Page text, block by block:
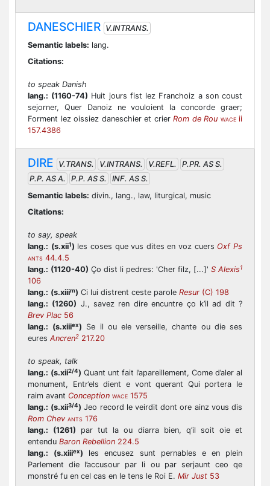
DANESCHIER V.INTRANS.
Semantic labels: lang.
Citations:
to speak Danish
lang.: (1160-74) Huit jours fist lez Franchoiz a son coust
sejorner, Quer Danoiz ne vouloient la concorde graer;
Forment lez oissiez daneschier et crier Rom de Rou WACEii
157.4386
DIRE V.TRANS. V.INTRANS. V.REFL.
P.PR. AS S.
P.P. AS A.
P.P. AS S.
INF. AS S.
Semantic labels: divin., lang., law, liturgical, music
Citations:
to say, speak
lang.: (s.xii1) les coses que vus dites en voz cuers Oxf Ps
ANTS 44.4.5
lang.: (1120-40) Ço dist li pedres: 'Cher filz, [...]' S Alexis1
106
lang.: (s.xiiim) Ci lui distrent ceste parole Resur (C) 198
lang.: (1260) J., savez ren dire encuntre ço k’il ad dit ?
Brev Plac 56
lang.: (s.xiiiex) Se il ou ele verseille, chante ou die ses
eures Ancren2 217.20
to speak, talk
lang.: (s.xii2/4) Quant unt fait l’apareillement, Come d’aler al
monument, Entr’els dient e vont querant Qui portera le
raim avant Conception WACE 1575
lang.: (s.xii3/4) Jeo record le veirdit dont ore ainz vous dis
Rom Chev ANTS 176
lang.:
(1261) par tut la ou diarra bien, q’il soit oie et
entendu Baron Rebellion 224.5
lang.:
(s.xiiiex) les encusez sunt pernables e en plein
Parlement die l’accusour par li ou par serjaunt ceo qe
monstré fu en cel cas en le tens le Roi E. Mir Just 53